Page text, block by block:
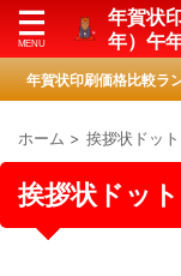
年賀状
年）午年
年賀状印刷価格比較ラ
ホーム > 挨拶状ドッ
挨拶状ドッ